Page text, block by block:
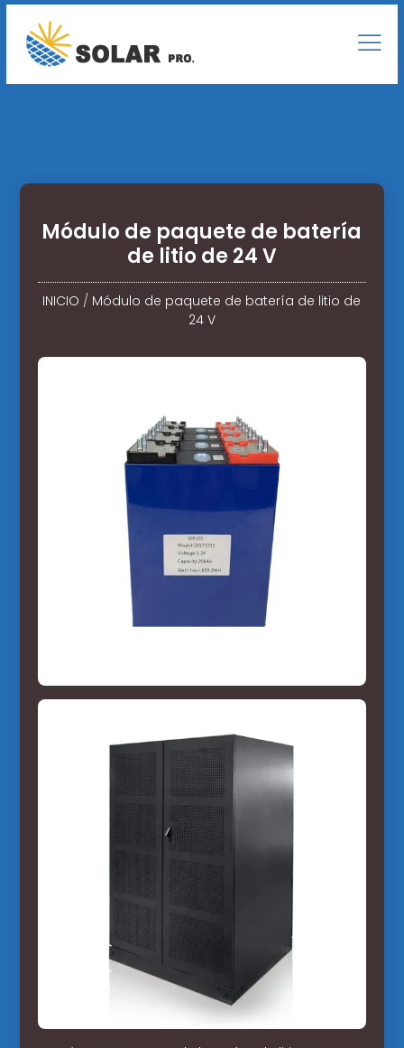
Módulo de paquete de batería
de litio de 24 V
INICIO / Módulo de paquete de batería de litio de
24 V